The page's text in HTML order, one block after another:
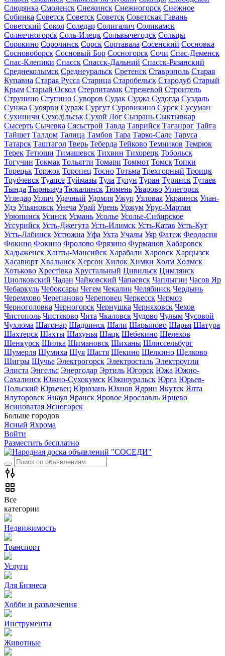
Слюдянка Смоленск Снежинск Снежногорск Снежное
Собинка Советск Советск Советск Советская Гавань
Советский Сокол Соледар Солигалич Соликамск
Солнечногорск Соль-Илецк Сольвычегодск Сольцы
Сорокино Сорочинск Сорск Сортавала Сосенский Сосновка
Сосновоборск Сосновый Бор Сосногорск Сочи Спас-Деменск
Спас-Клепики Спасск Спасск-Дальний Спасск-Рязанский
Среднеколымск Среднеуральск Сретенск Ставрополь Старая
Купавна Старая Русса Старица Старобельск Стародуб Старый
Крым Старый Оскол Стерлитамак Стрежевой Строитель
Струнино Ступино Суворов Судак Суджа Судогда Суздаль
Сунжа Суоярви Сураж Сургут Суровикино Сурск Сусуман
Сухиничи Суходільськ Сухой Лог Сызрань Сыктывкар
Сысерть Сычевка Сясьстрой Тавда Таврийск Таганрог Тайга
Тайшет Талдом Талица Тамбов Тара Тарко-Сале Таруса
Татарск Таштагол Тверь Теберда Тейково Темников Темрюк
Терек Тетюши Тимашевск Тихвин Тихорецк Тобольск
Тогучин Токмак Тольятти Томари Томмот Томск Топки
Торецьк Торжок Торопец Тосно Тотьма Трехгорный Троицк
Трубчевск Туапсе Туймазы Тула Тулун Туран Туринск Тутаев
Тында Тырныауз Тюкалинск Тюмень Уварово Углегорск
Угледар Углич Удачный Удомля Ужур Узловая Украинск Улан-
Удэ Ульяновск Унеча Урай Урень Уржум Урус-Мартан
Урюпинск Усинск Усмань Усолье Усолье-Сибирское
Уссурийск Усть-Джегута Усть-Илимск Усть-Катав Усть-Кут
Усть-Лабинск Устюжна Уфа Ухта Учалы Уяр Фатеж Феодосия
Фокино Фокино Фролово Фрязино Фурманов Хабаровск
Хадыженск Ханты-Мансийск Харабали Харовск Харцызск
Хасавюрт Хвалынск Херсон Хилок Химки Холм Холмск
Хотьково Хрестівка Хрустальный Цивильск Цимлянск
Циолковский Чадан Чайковский Чапаевск Чаплыгин Часов Яр
Чебаркуль Чебоксары Чегем Чекалин Челябинск Чердынь
Черемхово Черепаново Череповец Черкесск Чермоз
Черноголовка Черногорск Чернушка Черняховск Чехов
Чистополь Чистяково Чита Чкаловск Чудово Чулым Чусовой
Чухлома Шагонар Шадринск Шали Шарыпово Шарья Шатура
Шахтерск Шахты Шахунья Шацк Шебекино Шелехов
Шенкурск Шилка Шимановск Шиханы Шлиссельбург
Шумерля Шумиха Шуя Щастя Щекино Щелкино Щелково
Щигры Щучье Электрогорск Электросталь Электроугли
Элиста Энгельс Энергодар Эртиль Югорск Южа Южно-
Сахалинск Южно-Сухокумск Южноуральск Юрга Юрьев-
Польский Юрьевец Юрюзань Юхнов Ядрин Якутск Ялта
Ялуторовск Янаул Яранск Яровое Ярославль Ярцево
Ясиноватая Ясногорск
Больше городов
Ясный Яхрома
Войти
Разместить бесплатно
Все
категории
Недвижимость
Транспорт
Услуги
Для Бизнеса
Хобби и развлечения
Инструменты
Животные